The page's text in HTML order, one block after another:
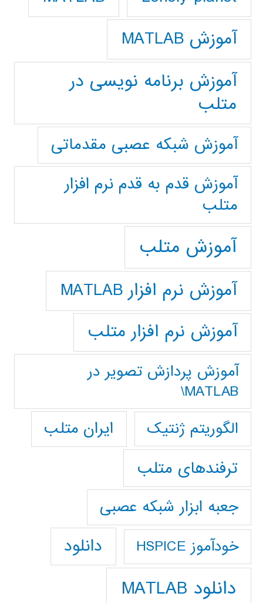
آموزش MATLAB
آموزش برنامه نویسی در
متلب
آموزش شبکه عصبی مقدماتی
آموزش قدم به قدم نرم افزار
متلب
آموزش متلب
آموزش نرم افزار MATLAB
آموزش نرم افزار متلب
آموزش پردازش تصوير در
MATLAB\
الگوریتم ژنتیک
ایران متلب
ترفندهای متلب
جعبه ابزار شبکه عصبی
خودآموز HSPICE دانلود
دانلود MATLAB